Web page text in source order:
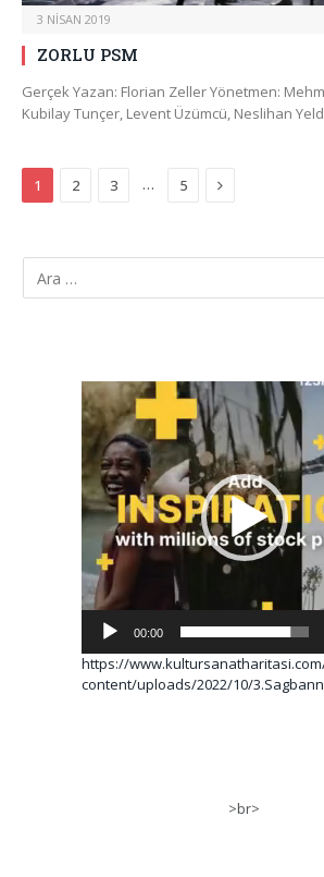
3 NISAN 2019
ZORLU PSM
Gerçek Yazan: Florian Zeller Yönetmen:
Kubilay Tunçer, Levent Üzümcü, Neslihan
1 2 3 … 5 Next
Video
oynatıcı
00:00
https://
content/uploads/2022/10/
>br>